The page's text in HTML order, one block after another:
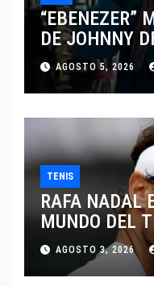
“EBENEZER”
DE JOHNNY
TRAS SU
AGOSTO 5, 2026
TENIS
RAFA NADAL
MUNDO DEL
AGOSTO 3, 2026